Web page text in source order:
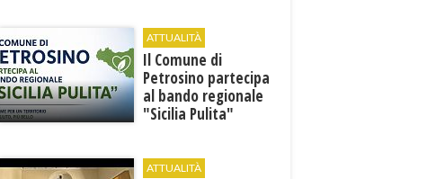
ATTUALITÀ
​Il Comune di
Petrosino partecipa
al bando regionale
"Sicilia Pulita"
ATTUALITÀ